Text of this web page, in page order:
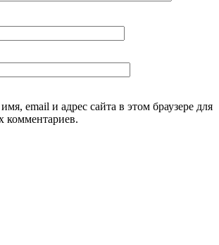
email и адрес сайта в этом браузере для
комментариев.